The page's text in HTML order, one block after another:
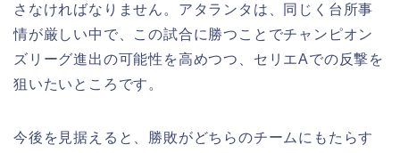
さなければなりません。アタランタは、同じく台所事
情が厳しい中で、この試合に勝つことでチャンピオン
ズリーグ進出の可能性を高めつつ、セリエAでの反撃を
狙いたいところです。
今後を見据えると、勝敗がどちらのチームにもたらす